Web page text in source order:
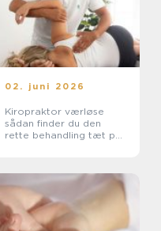
02. juni 2026
Kiropraktor værløse
sådan finder du den
rette behandling tæt på